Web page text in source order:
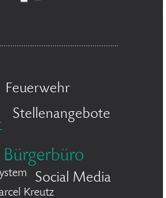
Feuerwehr
Stellenangebote
Bürgerbüro
Social Media
Kreutz